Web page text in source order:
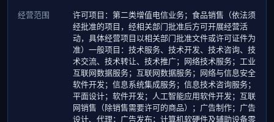
经营范围
许可项目：第二类增值电信业务；食品销售（依法须
经批准的项目，经相关部门批准后方可开展经营活
动，具体经营项目以相关部门批准文件或许可证件为
准）一般项目：技术服务、技术开发、技术咨询、技
术交流、技术转让、技术推广；网络技术服务；工业
互联网数据服务；互联网数据服务；网络与信息安全
软件开发；信息系统集成服务；信息技术咨询服务；
平面设计；软件开发；人工智能应用软件开发；互联
网销售（除销售需要许可的商品）；广告制作；广告
设计、代理；广告发布；计算机软硬件及辅助设备零